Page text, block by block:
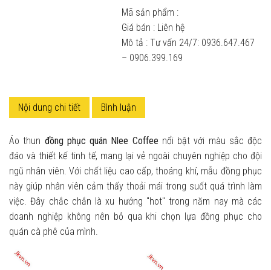
Mã sản phẩm :
Giá bán : Liên hệ
Mô tả : Tư vấn 24/7: 0936.647.467
– 0906.399.169
Nội dung chi tiết Bình luận
Áo thun đồng phục quán Nlee Coffee nổi bật với màu sắc độc
đáo và thiết kế tinh tế, mang lại vẻ ngoài chuyên nghiệp cho đội
ngũ nhân viên. Với chất liệu cao cấp, thoáng khí, mẫu đồng phục
này giúp nhân viên cảm thấy thoải mái trong suốt quá trình làm
việc. Đây chắc chắn là xu hướng "hot" trong năm nay mà các
doanh nghiệp không nên bỏ qua khi chọn lựa đồng phục cho
quán cà phê của mình.